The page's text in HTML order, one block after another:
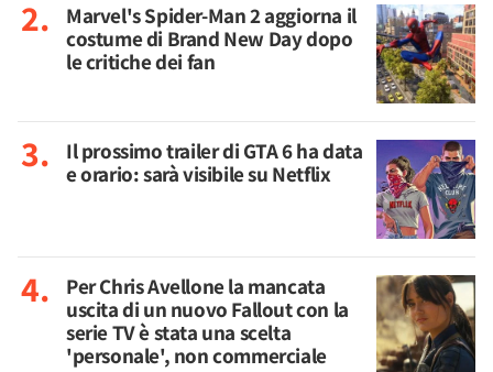
Marvel's Spider-Man 2 aggiorna il
costume di Brand New Day dopo
le critiche dei fan
Il prossimo trailer di GTA 6 ha data
e orario: sarà visibile su Netflix
Per Chris Avellone la mancata
uscita di un nuovo Fallout con la
serie TV è stata una scelta
'personale', non commerciale